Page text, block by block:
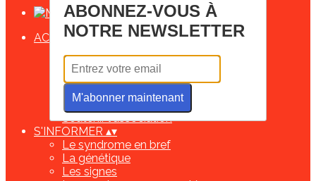
ACCUEIL▴ ▾
Les infos de ces derniers mois
Marfantastiques !!
Les bénévoles
Contactez-nous !
Soutenir l'association
S'INFORMER ▴▾
Le syndrome en bref
La génétique
Les signes
ABONNEZ-VOUS À
NOTRE NEWSLETTER
M'abonner maintenant